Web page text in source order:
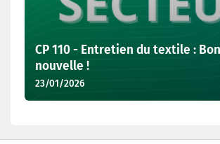
CP 110 - Entretien du textile :
nouvelle !
23/01/2026